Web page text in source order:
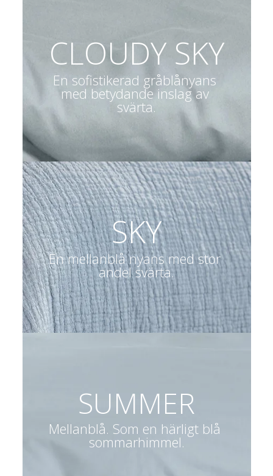
CLOUDY SKY
En sofistikerad gråblånyans
med betydande inslag av
svärta.
SKY
En mellanblå nyans med stor
andel svärta.
SUMMER
Mellanblå. Som en härligt blå
sommarhimmel.